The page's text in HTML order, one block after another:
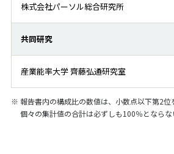
株式会社パーソル総合研究所
共同研究
産業能率大学 齊藤弘通研究室
※ 報告書内の構成比の数値は、小数点以下第2位
個々の集計値の合計は必ずしも100％とならな